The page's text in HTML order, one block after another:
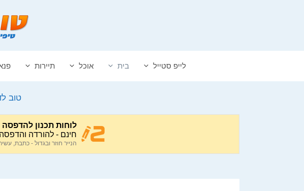
לייפ סטייל בית אוכל תיירות
טוב